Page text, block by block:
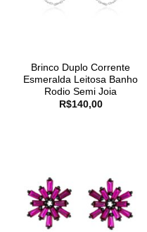
Brinco Duplo Corrente
Esmeralda Leitosa Banho
Rodio Semi Joia
R$140,00